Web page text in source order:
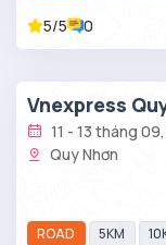
5/5 0
Vnexpress
11 - 13 tháng
Quy Nhơn
ROAD 5KM